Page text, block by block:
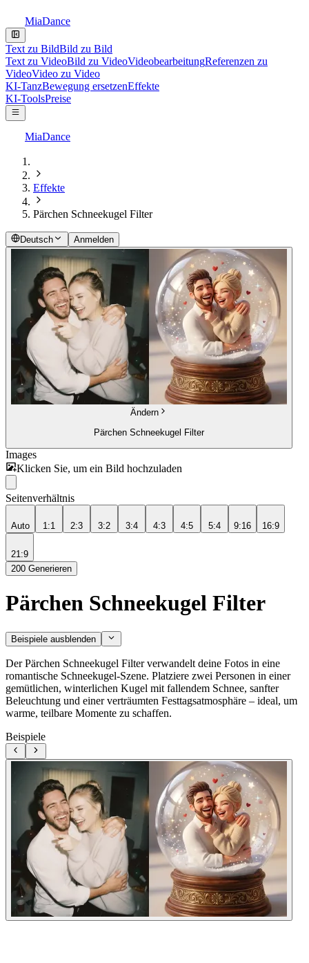
MiaDance
Text zu BildBild zu Bild
Text zu VideoBild zu VideoVideobearbeitungReferenzen zu
VideoVideo zu Video
KI-TanzBewegung ersetzenEffekte
KI-ToolsPreise
MiaDance
Effekte
Pärchen Schneekugel Filter
Deutsch Anmelden
Ändern
Pärchen Schneekugel Filter
Images
Klicken Sie, um ein Bild hochzuladen
Seitenverhältnis
Auto 1:1 2:3 3:2 3:4 4:3 4:5 5:4 9:16 16:9
21:9
200 Generieren
Pärchen Schneekugel Filter
Beispiele ausblenden
Der Pärchen Schneekugel Filter verwandelt deine Fotos in eine
romantische Schneekugel-Szene. Platziere zwei Personen in einer
gemütlichen, winterlichen Kugel mit fallendem Schnee, sanfter
Beleuchtung und einer verträumten Festtagsatmosphäre – ideal, um
warme, teilbare Momente zu schaffen.
Beispiele